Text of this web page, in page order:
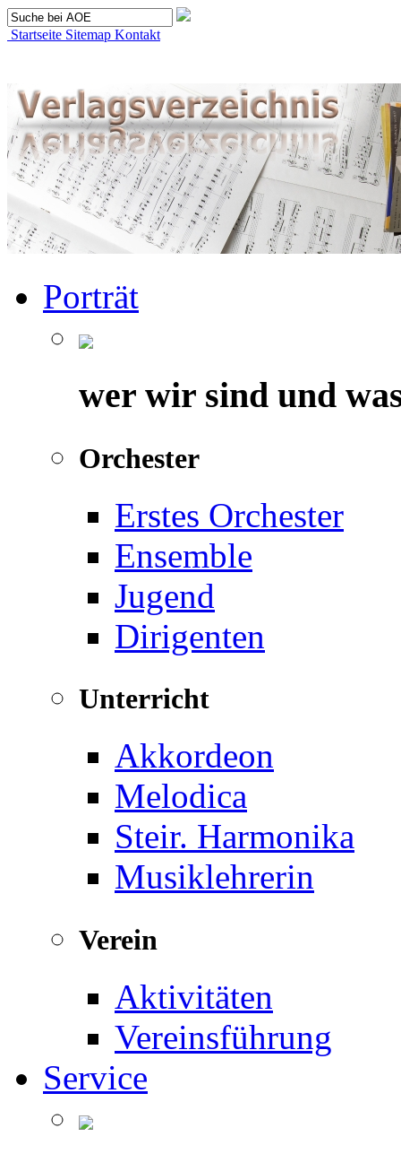
Startseite Sitemap Kontakt
Porträt
wer wir sind und
Orchester
Erstes Orchester
Ensemble
Jugend
Dirigenten
Unterricht
Akkordeon
Melodica
Steir. Harmonika
Musiklehrerin
Verein
Aktivitäten
Vereinsführung
Service